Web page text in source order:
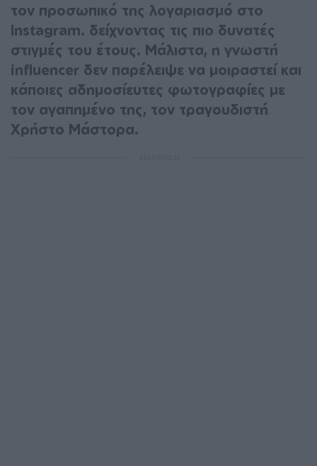
τον προσωπικό της λογαριασμό στο
Instagram. δείχνοντας τις πιο δυνατές
στιγμές του έτους. Μάλιστα, η γνωστή
influencer δεν παρέλειψε να μοιραστεί και
κάποιες αδημοσίευτες φωτογραφίες με
τον αγαπημένο της, τον τραγουδιστή
Χρήστο Μάστορα.